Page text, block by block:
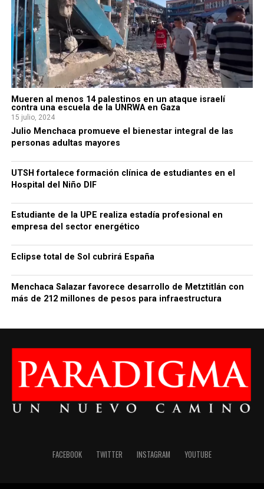
Mueren al menos 14 palestinos en un ataque israelí
contra una escuela de la UNRWA en Gaza
15 julio, 2024
Julio Menchaca promueve el bienestar integral de las
personas adultas mayores
UTSH fortalece formación clínica de estudiantes en el
Hospital del Niño DIF
Estudiante de la UPE realiza estadía profesional en
empresa del sector energético
Eclipse total de Sol cubrirá España
Menchaca Salazar favorece desarrollo de Metztitlán con
más de 212 millones de pesos para infraestructura
FACEBOOK TWITTER INSTAGRAM YOUTUBE